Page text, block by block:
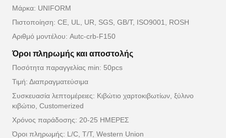
Μάρκα: UNIFORM
Πιστοποίηση: CE, UL, UR, SGS, GB/T, ISO9001, ROSH
Αριθμό μοντέλου: Autc-crb-F150
Όροι πληρωμής και αποστολής
Ποσότητα παραγγελίας min: 50pcs
Τιμή: Διαπραγματεύσιμα
Συσκευασία λεπτομέρειες: Κιβώτιο χαρτοκιβωτίων, ξύλινο
κιβώτιο, Customerized
Χρόνος παράδοσης: 20-25 ΗΜΕΡΕΣ
Όροι πληρωμής: L/C, T/T, Western Union